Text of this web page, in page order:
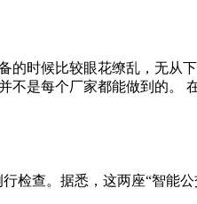
的时候比较眼花缭乱，无从
不是每个厂家都能做到的。
检查。据悉，这两座“智能